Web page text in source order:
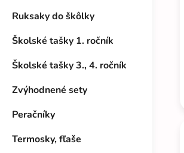
Ruksaky do škôlky
Školské tašky 1. ročník
Školské tašky 3., 4. ročník
Zvýhodnené sety
Peračníky
Termosky, fľaše